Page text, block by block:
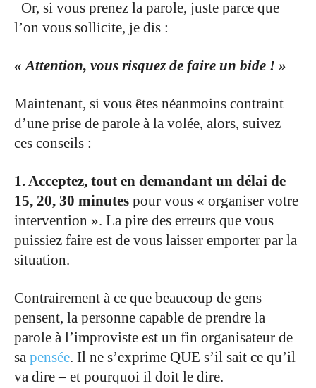
Or, si vous prenez la parole, juste parce que
l’on vous sollicite, je dis :
« Attention, vous risquez de faire un bide ! »
Maintenant, si vous êtes néanmoins contraint
d’une prise de parole à la volée, alors, suivez
ces conseils :
1. Acceptez, tout en demandant un délai de
15, 20, 30 minutes pour vous « organiser votre
intervention ». La pire des erreurs que vous
puissiez faire est de vous laisser emporter par la
situation.
Contrairement à ce que beaucoup de gens
pensent, la personne capable de prendre la
parole à l’improviste est un fin organisateur de
sa pensée. Il ne s’exprime QUE s’il sait ce qu’il
va dire – et pourquoi il doit le dire.